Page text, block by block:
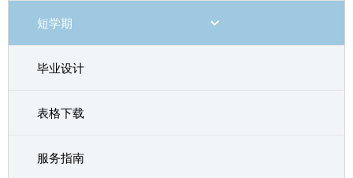
短学期
毕业设计
表格下载
服务指南